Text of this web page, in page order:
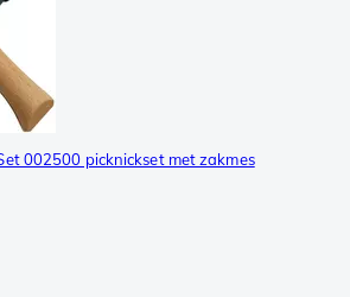
002500 picknickset met zakmes